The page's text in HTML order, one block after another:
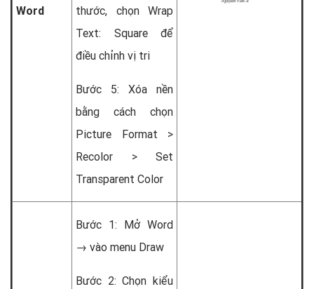
Word
thước, chọn Wrap
Text: Square để
điều chỉnh vị tri
Bước 5: Xóa nền
bằng cách chọn
Picture Format >
Recolor > Set
Transparent Color
Bước 1: Mở Word
→ vào menu Draw
Bước 2: Chọn kiểu